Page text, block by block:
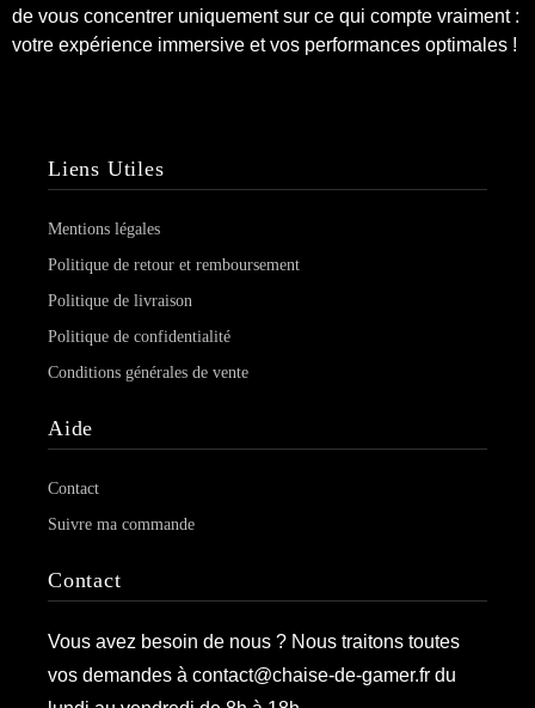
de vous concentrer uniquement sur ce qui compte vraiment :
votre expérience immersive et vos performances optimales !
Liens Utiles
Mentions légales
Politique de retour et remboursement
Politique de livraison
Politique de confidentialité
Conditions générales de vente
Aide
Contact
Suivre ma commande
Contact
Vous avez besoin de nous ? Nous traitons toutes
vos demandes à contact@chaise-de-gamer.fr du